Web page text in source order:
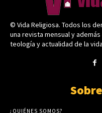
© Vida Religiosa. Todos los
una revista mensual y
teología y actualidad de la
¿QUIÉNES SOMOS?